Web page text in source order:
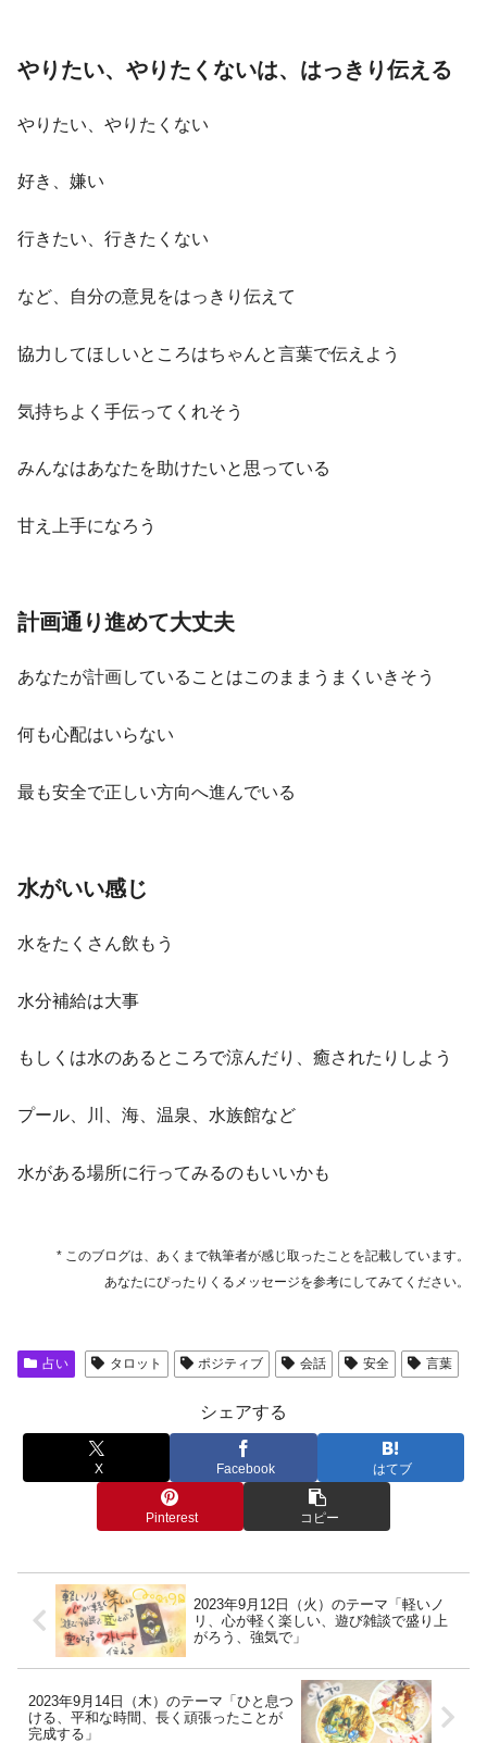
やりたい、やりたくないは、はっきり伝える
やりたい、やりたくない
好き、嫌い
行きたい、行きたくない
など、自分の意見をはっきり伝えて
協力してほしいところはちゃんと言葉で伝えよう
気持ちよく手伝ってくれそう
みんなはあなたを助けたいと思っている
甘え上手になろう
計画通り進めて大丈夫
あなたが計画していることはこのままうまくいきそう
何も心配はいらない
最も安全で正しい方向へ進んでいる
水がいい感じ
水をたくさん飲もう
水分補給は大事
もしくは水のあるところで涼んだり、癒されたりしよう
プール、川、海、温泉、水族館など
水がある場所に行ってみるのもいいかも
* このブログは、あくまで執筆者が感じ取ったことを記載しています。
あなたにぴったりくるメッセージを参考にしてみてください。
占い タロット ポジティブ 会話 安全 言葉
シェアする
X Facebook はてブ
Pinterest コピー
2023年9月12日（火）のテーマ「軽いノ
リ、心が軽く楽しい、遊び雑談で盛り上
がろう、強気で」
2023年9月14日（木）のテーマ「ひと息つ
ける、平和な時間、長く頑張ったことが
完成する」